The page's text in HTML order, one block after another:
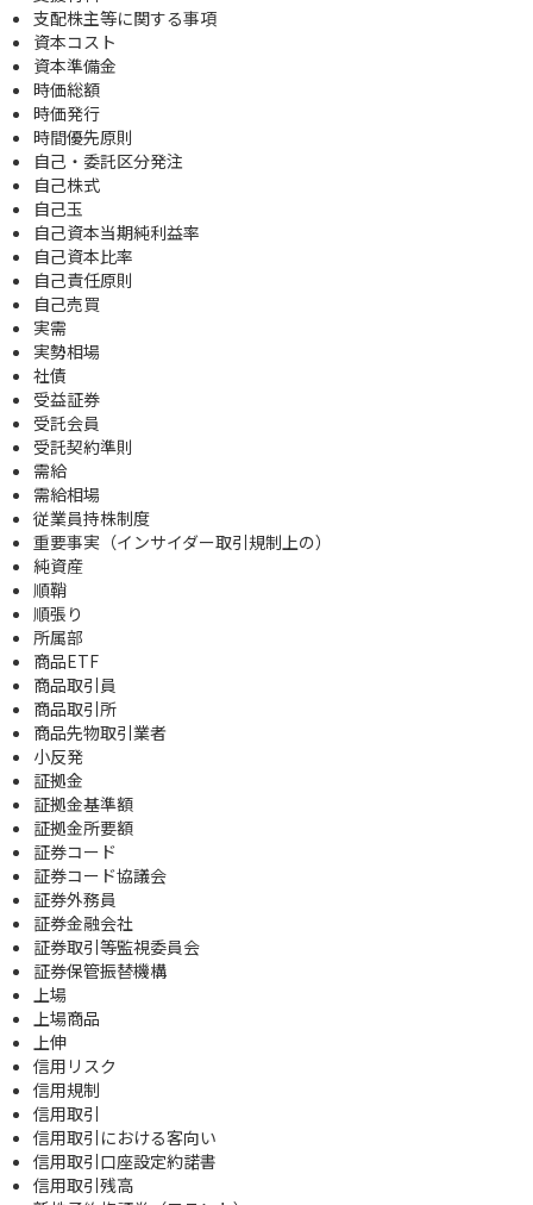
支配株主等に関する事項
資本コスト
資本準備金
時価総額
時価発行
時間優先原則
自己・委託区分発注
自己株式
自己玉
自己資本当期純利益率
自己資本比率
自己責任原則
自己売買
実需
実勢相場
社債
受益証券
受託会員
受託契約準則
需給
需給相場
従業員持株制度
重要事実（インサイダー取引規制上の）
純資産
順鞘
順張り
所属部
商品ETF
商品取引員
商品取引所
商品先物取引業者
小反発
証拠金
証拠金基準額
証拠金所要額
証券コード
証券コード協議会
証券外務員
証券金融会社
証券取引等監視委員会
証券保管振替機構
上場
上場商品
上伸
信用リスク
信用規制
信用取引
信用取引における客向い
信用取引口座設定約諾書
信用取引残高